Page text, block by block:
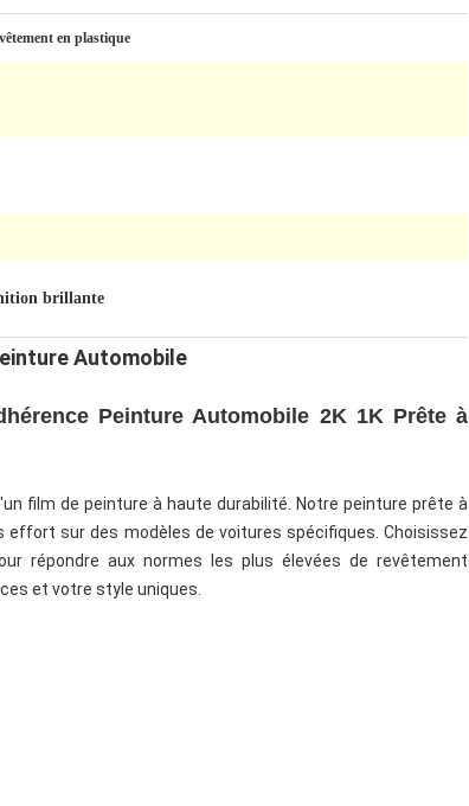
en plastique
brillante
Automobile
Peinture Automobile 2K 1K Prête à
film de peinture à haute durabilité. Notre peinture prête à
sur des modèles de voitures spécifiques. Choisissez
répondre aux normes les plus élevées de revêtement
et votre style uniques.